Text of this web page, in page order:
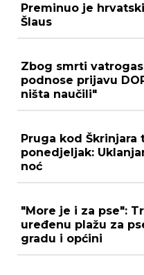
Preminuo je
Šlaus
Zbog smrti
podnose prijavu
ništa naučili"
Pruga kod
ponedjeljak:
noć
"More je i za pse":
uređenu plažu za
gradu i općini